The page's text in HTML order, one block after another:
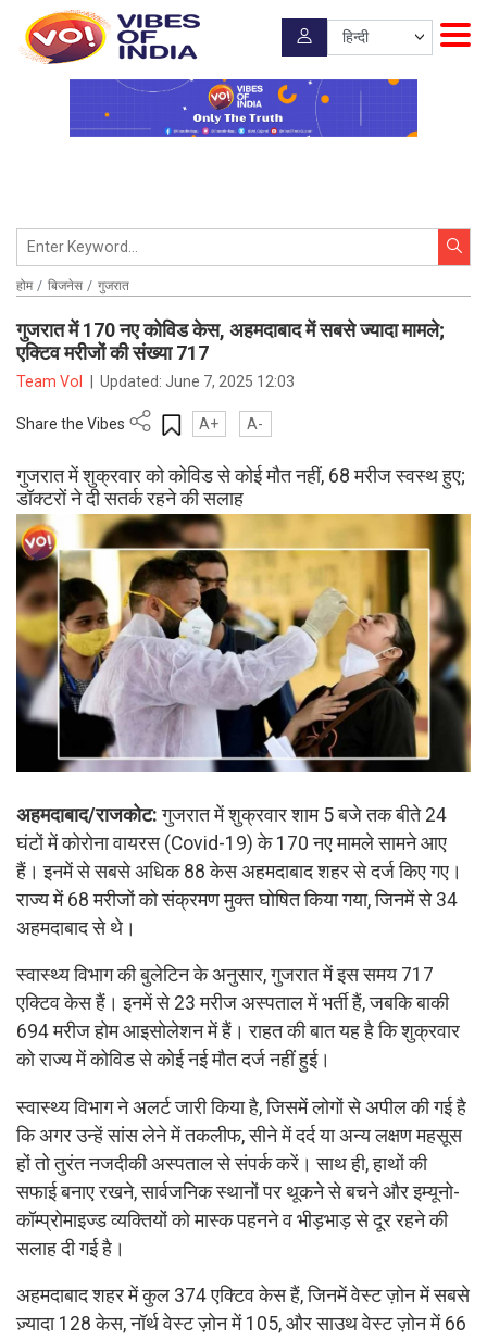
होम बिजनेस गुजरात
गुजरात में 170 नए कोविड केस, अहमदाबाद में सबसे ज्यादा मामले;
एक्टिव मरीजों की संख्या 717
Team VoI Updated:June 7, 2025 12:03
Share the Vibes A+ A-
गुजरात में शुक्रवार को कोविड से कोई मौत नहीं, 68 मरीज स्वस्थ हुए;
डॉक्टरों ने दी सतर्क रहने की सलाह
अहमदाबाद/राजकोट:गुजरात में शुक्रवार शाम 5 बजे तक बीते 24
घंटों में कोरोना वायरस (Covid-19) के 170 नए मामले सामने आए
हैं। इनमें से सबसे अधिक 88 केस अहमदाबाद शहर से दर्ज किए गए।
राज्य में 68 मरीजों को संक्रमण मुक्त घोषित किया गया, जिनमें से 34
अहमदाबाद से थे।
स्वास्थ्य विभाग की बुलेटिन के अनुसार, गुजरात में इस समय 717
एक्टिव केस हैं। इनमें से 23 मरीज अस्पताल में भर्ती हैं, जबकि बाकी
694 मरीज होम आइसोलेशन में हैं। राहत की बात यह है कि शुक्रवार
को राज्य में कोविड से कोई नई मौत दर्ज नहीं हुई।
स्वास्थ्य विभाग ने अलर्ट जारी किया है, जिसमें लोगों से अपील की गई है
कि अगर उन्हें सांस लेने में तकलीफ, सीने में दर्द या अन्य लक्षण महसूस
हों तो तुरंत नजदीकी अस्पताल से संपर्क करें। साथ ही, हाथों की
सफाई बनाए रखने, सार्वजनिक स्थानों पर थूकने से बचने और इम्यूनो-
कॉम्प्रोमाइज्ड व्यक्तियों को मास्क पहनने व भीड़भाड़ से दूर रहने की
सलाह दी गई है।
अहमदाबाद शहर में कुल 374 एक्टिव केस हैं, जिनमें वेस्ट ज़ोन में सबसे
ज़्यादा 128 केस, नॉर्थ वेस्ट ज़ोन में 105, और साउथ वेस्ट ज़ोन में 66